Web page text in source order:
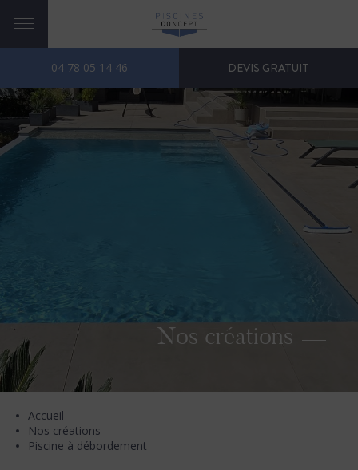
04 78 05 14 46 DEVIS GRATUIT
Nos créations
Accueil
Nos créations
Piscine à débordement